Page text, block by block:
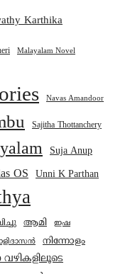
Karthika
Malayalam Novel
Navas Amandoor
Sajitha Thottanchery
Suja Anup
OS Unni K Parthan
ആമി ഇഷ
നിന്നോളം
വഴികളിലൂടെ